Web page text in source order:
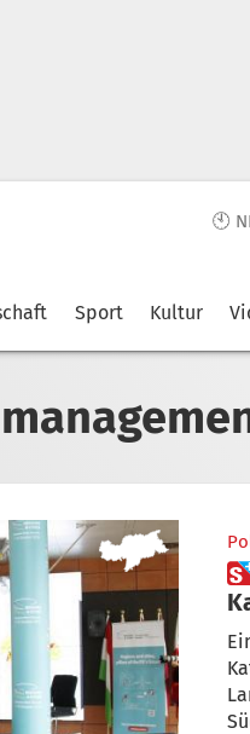
🕙
Sport Kultur
 Ehrenamt als